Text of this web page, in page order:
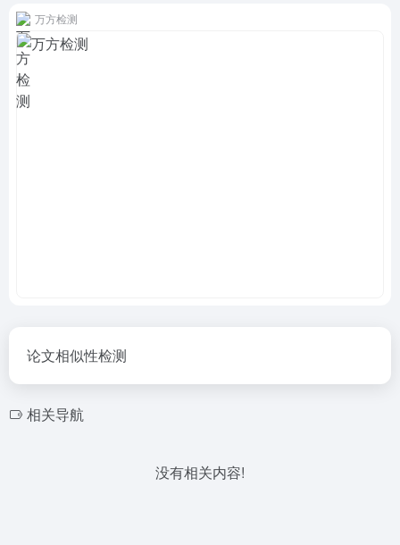
万方检测
论文相似性检测
相关导航
没有相关内容!